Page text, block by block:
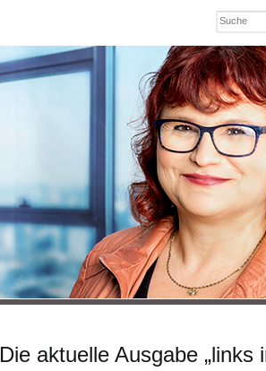
Die aktuelle Ausgabe „links